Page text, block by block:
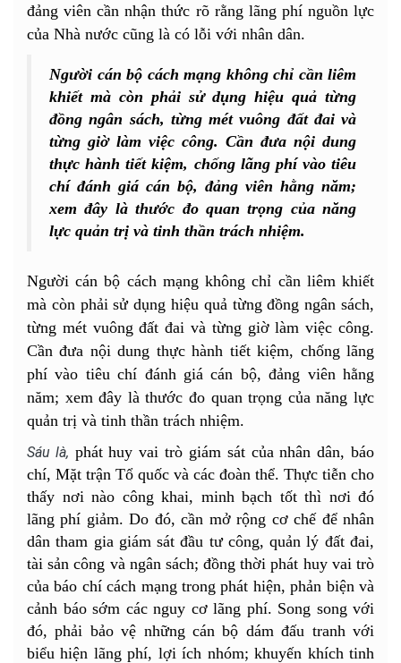
đảng viên cần nhận thức rõ rằng lãng phí nguồn lực
của Nhà nước cũng là có lỗi với nhân dân.
Người cán bộ cách mạng không chỉ cần liêm
khiết mà còn phải sử dụng hiệu quả từng
đồng ngân sách, từng mét vuông đất đai và
từng giờ làm việc công. Cần đưa nội dung
thực hành tiết kiệm, chống lãng phí vào tiêu
chí đánh giá cán bộ, đảng viên hằng năm;
xem đây là thước đo quan trọng của năng
lực quản trị và tinh thần trách nhiệm.
Người cán bộ cách mạng không chỉ cần liêm khiết
mà còn phải sử dụng hiệu quả từng đồng ngân sách,
từng mét vuông đất đai và từng giờ làm việc công.
Cần đưa nội dung thực hành tiết kiệm, chống lãng
phí vào tiêu chí đánh giá cán bộ, đảng viên hằng
năm; xem đây là thước đo quan trọng của năng lực
quản trị và tinh thần trách nhiệm.
Sáu là, phát huy vai trò giám sát của nhân dân, báo
chí, Mặt trận Tổ quốc và các đoàn thể. Thực tiễn cho
thấy nơi nào công khai, minh bạch tốt thì nơi đó
lãng phí giảm. Do đó, cần mở rộng cơ chế để nhân
dân tham gia giám sát đầu tư công, quản lý đất đai,
tài sản công và ngân sách; đồng thời phát huy vai trò
của báo chí cách mạng trong phát hiện, phản biện và
cảnh báo sớm các nguy cơ lãng phí. Song song với
đó, phải bảo vệ những cán bộ dám đấu tranh với
biểu hiện lãng phí, lợi ích nhóm; khuyến khích tinh